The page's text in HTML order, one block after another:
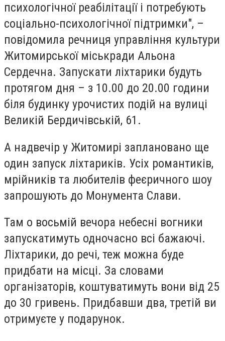
психологічної реабілітації і потребують
соціально-психологічної підтримки", –
повідомила речниця управління культури
Житомирської міськради Альона
Сердечна. Запускати ліхтарики будуть
протягом дня – з 10.00 до 20.00 години
біля будинку урочистих подій на вулиці
Великій Бердичівській, 61.
А надвечір у Житомирі заплановано ще
один запуск ліхтариків. Усіх романтиків,
мрійників та любителів феєричного шоу
запрошують до Монумента Слави.
Там о восьмій вечора небесні вогники
запускатимуть одночасно всі бажаючі.
Ліхтарики, до речі, теж можна буде
придбати на місці. За словами
організаторів, коштуватимуть вони від 25
до 30 гривень. Придбавши два, третій ви
отримуєте у подарунок.